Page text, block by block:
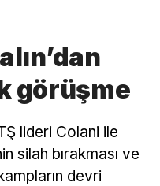
görüşme
lideri Colani ile
silah bırakması ve
devri